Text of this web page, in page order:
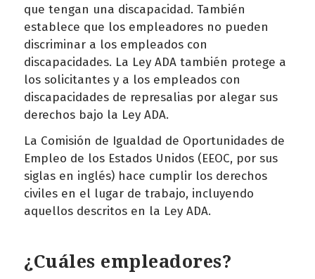
que tengan una discapacidad. También
establece que los empleadores no pueden
discriminar a los empleados con
discapacidades. La Ley ADA también protege a
los solicitantes y a los empleados con
discapacidades de represalias por alegar sus
derechos bajo la Ley ADA.
La Comisión de Igualdad de Oportunidades de
Empleo de los Estados Unidos (EEOC, por sus
siglas en inglés) hace cumplir los derechos
civiles en el lugar de trabajo, incluyendo
aquellos descritos en la Ley ADA.
¿Cuáles empleadores?